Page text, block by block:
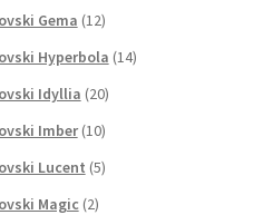
Gema (12)
Hyperbola (14)
Idyllia (20)
Imber (10)
Lucent (5)
Magic (2)